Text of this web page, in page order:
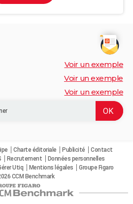
Voir un exemple
Voir un exemple
Voir un exemple
Charte éditoriale Publicité
Contact
Recrutement
Données personnelles
Utiq Mentions légales
Groupe Figaro
CCM Benchmark